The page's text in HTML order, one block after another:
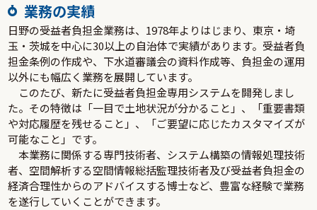
業務の実績
日野の受益者負担金業務は、1978年よりはじまり、東京・埼
玉・茨城を中心に30以上の自治体で実績があります。受益者負
担金条例の作成や、下水道審議会の資料作成等、負担金の運用
以外にも幅広く業務を展開しています。
このたび、新たに受益者負担金専用システムを開発しまし
た。その特徴は「一目で土地状況が分かること」、「重要書類
や対応履歴を残せること」、「ご要望に応じたカスタマイズが
可能なこと」です。
本業務に関係する専門技術者、システム構築の情報処理技術
者、空間解析する空間情報総括監理技術者及び受益者負担金の
経済合理性からのアドバイスする博士など、豊富な経験で業務
を遂行していくことができます。